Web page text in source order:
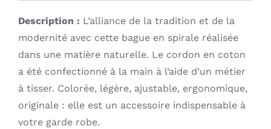
Description : L’alliance de la tradition et de la
modernité avec cette bague en spirale réalisée
dans une matière naturelle. Le cordon en coton
a été confectionné à la main à l’aide d’un métier
à tisser. Colorée, légère, ajustable, ergonomique,
originale : elle est un accessoire indispensable à
votre garde robe.